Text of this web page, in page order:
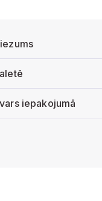
iepakojumā